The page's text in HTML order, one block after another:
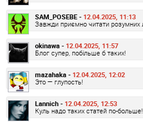
SAM_POSEBE - 12.04.2025, 11:13
Завжди приємно читати
okinawa - 12.04.2025, 11:57
Блог супер, побільше б таких!
mazahaka - 12.04.2025, 12:02
Это — глупость!
Lannich - 12.04.2025, 12:53
Куль надо таких статей по-больше!